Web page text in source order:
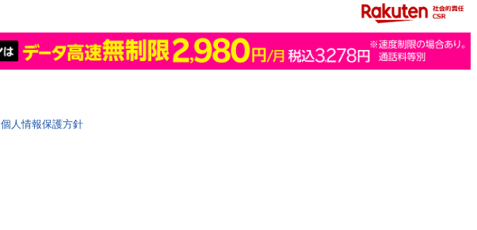
個人情報保護方針